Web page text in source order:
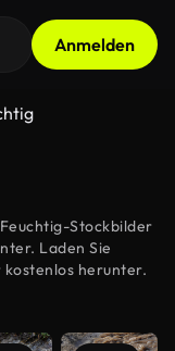
Anmelden
Stockbilder
Laden Sie
herunter.